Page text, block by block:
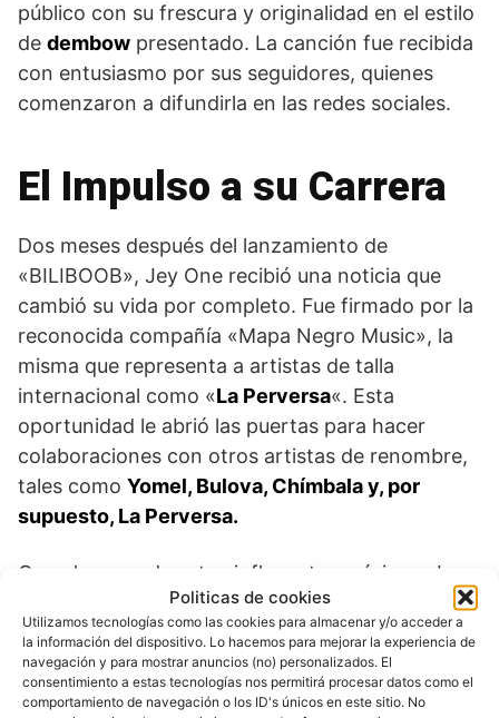
Politicas de cookies
Utilizamos tecnologías como las cookies para almacenar y/o acceder a
la información del dispositivo. Lo hacemos para mejorar la experiencia de
navegación y para mostrar anuncios (no) personalizados. El
consentimiento a estas tecnologías nos permitirá procesar datos como el
comportamiento de navegación o los ID's únicos en este sitio. No
público con su frescura y originalidad en el estilo
de dembow presentado. La canción fue recibida
con entusiasmo por sus seguidores, quienes
comenzaron a difundirla en las redes sociales.
El Impulso a su Carrera
Dos meses después del lanzamiento de
«BILIBOOB», Jey One recibió una noticia que
cambió su vida por completo. Fue firmado por la
reconocida compañía «Mapa Negro Music», la
misma que representa a artistas de talla
internacional como «La Perversa«. Esta
oportunidad le abrió las puertas para hacer
colaboraciones con otros artistas de renombre,
tales como Yomel, Bulova, Chímbala y, por
supuesto, La Perversa.
Con el apoyo de estos influyentes músicos, Jey
One ganó mayor reconocimiento y su música
comenzó a posicionarse cada vez más en el
mercado. Sus colaboraciones con artistas
consolidados le brindaron la oportunidad de